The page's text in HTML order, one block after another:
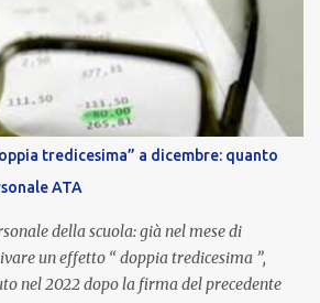
la parte variabile dello
Viene corrisposta per valorizzare
la gestione delle risorse e il
fissati dal Ministero dell’Istruzione
l’anno scolastico 2023/2024, il MIM ha
di valutazione e trasmesso i dati a NoiPA,
automatica in busta paga . Gli
medio lordo riconosciuto è di 6....
tredicesima” a dicembre: quanto
ATA
della scuola: già nel mese di
un effetto “ doppia tredicesima ”,
nel 2022 dopo la firma del precedente